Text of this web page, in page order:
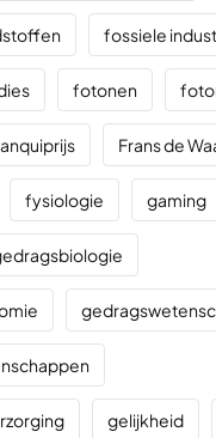
fossiele
fotonen
Frans de
fysiologie gaming
gelijkheid